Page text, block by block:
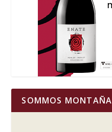
SOMMOS MONTAÑA